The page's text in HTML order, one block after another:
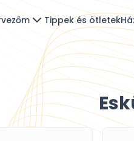
Tippek és ötletek